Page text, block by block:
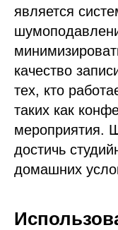
является
качество
тех, кто
таких как
мероприятия.
достичь
домашних